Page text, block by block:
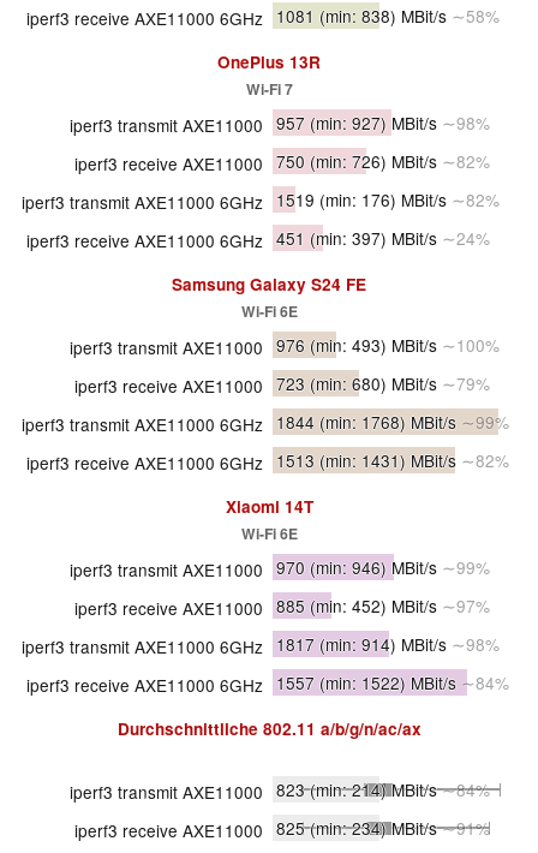
iperf3 receive AXE11000 6GHz 1081 (min: 838) MBit/s ∼58%
OnePlus 13R
Wi-Fi 7
iperf3 transmit AXE11000 957 (min: 927) MBit/s ∼98%
iperf3 receive AXE11000 750 (min: 726) MBit/s ∼82%
iperf3 transmit AXE11000 6GHz 1519 (min: 176) MBit/s ∼82%
iperf3 receive AXE11000 6GHz 451 (min: 397) MBit/s ∼24%
Samsung Galaxy S24 FE
Wi-Fi 6E
iperf3 transmit AXE11000 976 (min: 493) MBit/s ∼100%
iperf3 receive AXE11000 723 (min: 680) MBit/s ∼79%
iperf3 transmit AXE11000 6GHz 1844 (min: 1768) MBit/s ∼99%
iperf3 receive AXE11000 6GHz 1513 (min: 1431) MBit/s ∼82%
Xiaomi 14T
Wi-Fi 6E
iperf3 transmit AXE11000 970 (min: 946) MBit/s ∼99%
iperf3 receive AXE11000 885 (min: 452) MBit/s ∼97%
iperf3 transmit AXE11000 6GHz 1817 (min: 914) MBit/s ∼98%
iperf3 receive AXE11000 6GHz 1557 (min: 1522) MBit/s ∼84%
Durchschnittliche 802.11 a/b/g/n/ac/ax
iperf3 transmit AXE11000 823(min: 214)MBit/s∼84%
iperf3 receive AXE11000 825(min: 234)MBit/s∼91%